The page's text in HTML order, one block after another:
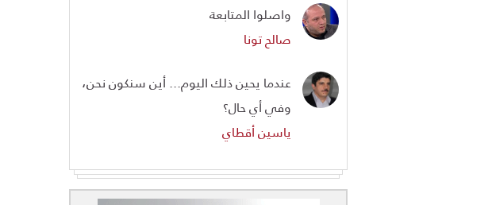
واصلوا المتابعة
صالح تونا
عندما يحين ذلك اليوم... أين سنكون نحن،
وفي أي حال؟
ياسين أقطاي